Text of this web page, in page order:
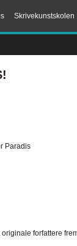
Skrivekunstskolen
Paradis
forfattere